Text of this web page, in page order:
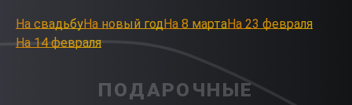
На свадьбуНа новый годНа 8 мартаНа 23 февраля
На 14 февраля
ПОДАРОЧНЫЕ